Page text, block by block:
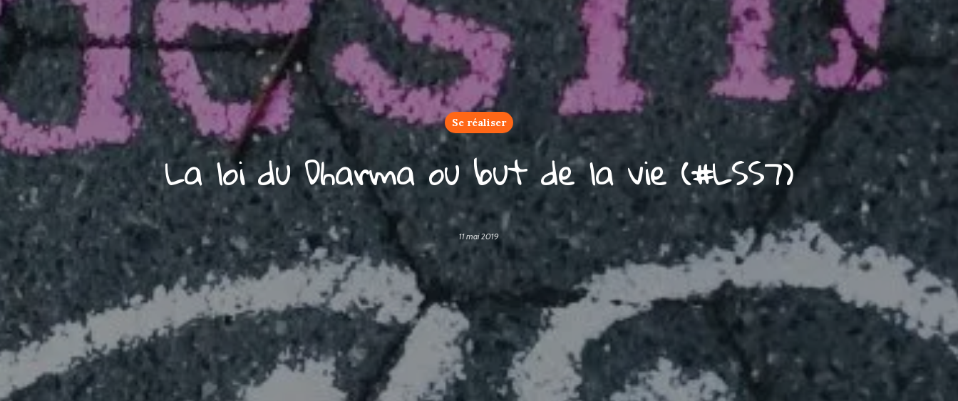
Se réaliser
La loi du Dharma ou but de la vie (#LSS7)
11 mai 2019